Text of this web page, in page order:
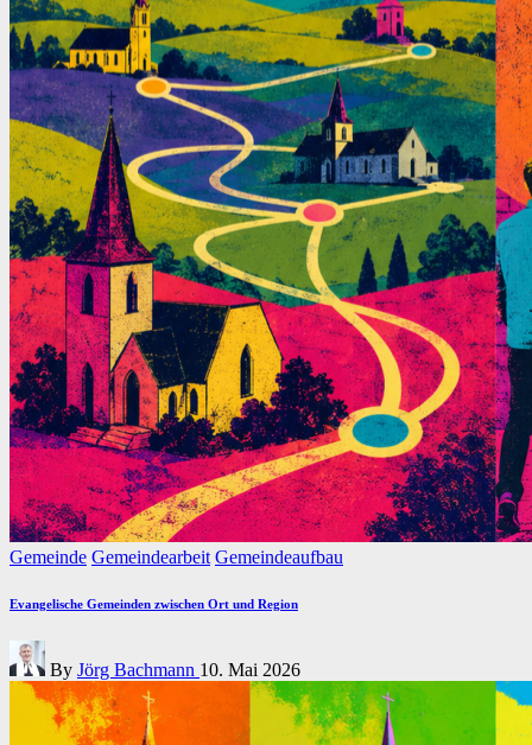
Posted
Gemeinde Gemeindearbeit Gemeindeaufbau
Evangelische Gemeinden zwischen Ort und Region
Posted
by
By Jörg Bachmann 10. Mai 2026